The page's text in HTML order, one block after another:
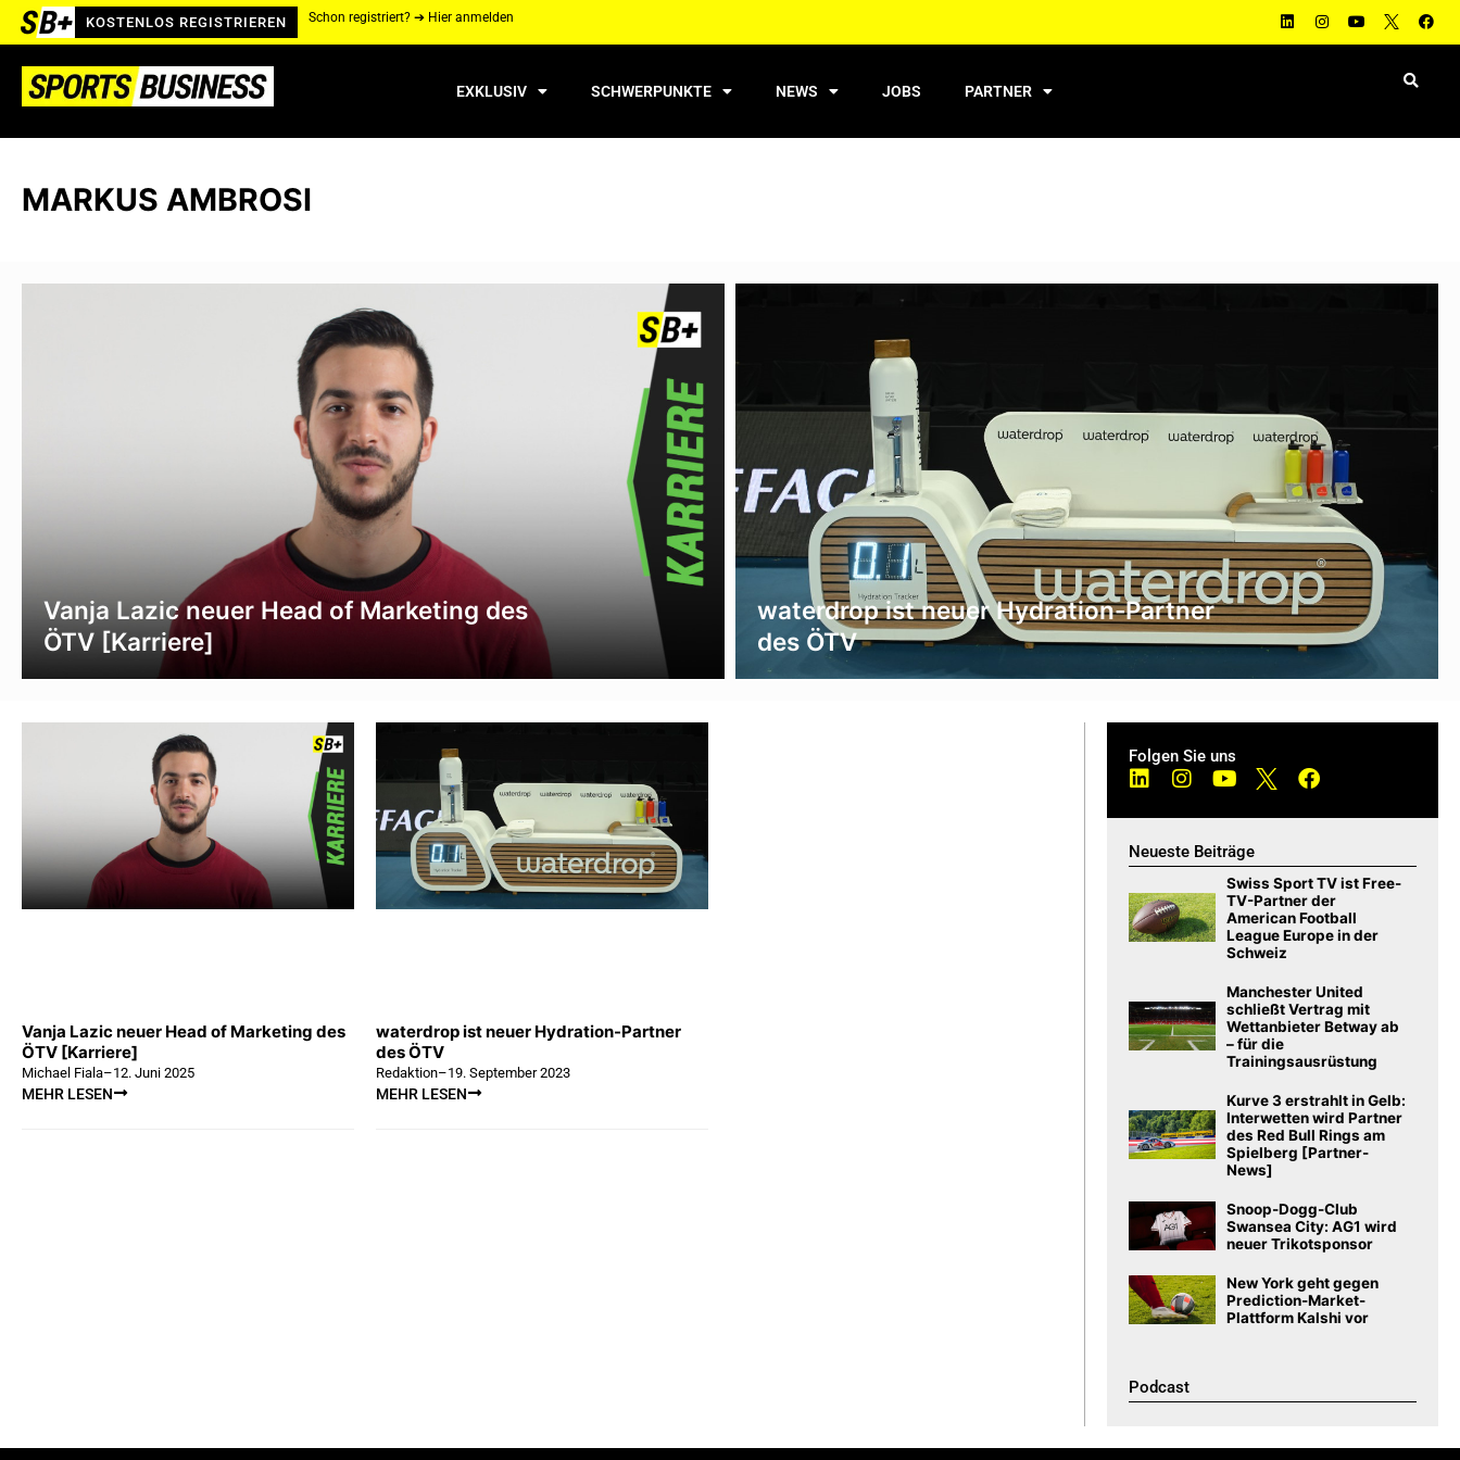
KOSTENLOS REGISTRIEREN Schon registriert? ➔ Hier anmelden
EXKLUSIV SCHWERPUNKTE NEWS JOBS PARTNER
MARKUS AMBROSI
Vanja Lazic neuer Head of Marketing des
ÖTV [Karriere]
waterdrop ist neuer Hydration-Partner
des ÖTV
Vanja Lazic neuer Head of Marketing des
ÖTV [Karriere]
Michael Fiala–12. Juni 2025
MEHR LESEN
waterdrop ist neuer Hydration-Partner
des ÖTV
Redaktion–19. September 2023
MEHR LESEN
Folgen Sie uns
Neueste Beiträge
Swiss Sport TV ist Free-
TV-Partner der
American Football
League Europe in der
Schweiz
Manchester United
schließt Vertrag mit
Wettanbieter Betway ab
– für die
Trainingsausrüstung
Kurve 3 erstrahlt in Gelb:
Interwetten wird Partner
des Red Bull Rings am
Spielberg [Partner-
News]
Snoop-Dogg-Club
Swansea City: AG1 wird
neuer Trikotsponsor
New York geht gegen
Prediction-Market-
Plattform Kalshi vor
Podcast​